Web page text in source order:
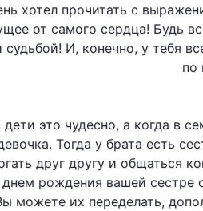
хотел прочитать с
от самого сердца! Будь
И, конечно, у тебя
по
дети это чудесно, а когда в
Тогда у брата есть
друг другу и общаться
рождения вашей сестре
можете их переделать,